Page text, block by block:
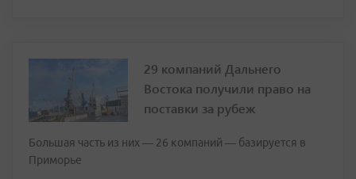
29 компаний Дальнего
Востока получили право на
поставки за рубеж
Большая часть из них — 26 компаний — базируется в
Приморье